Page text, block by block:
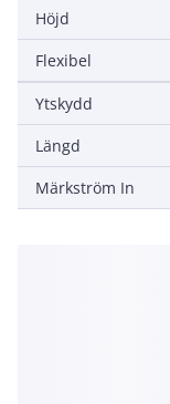
Höjd
Flexibel
Ytskydd
Längd
Märkström In